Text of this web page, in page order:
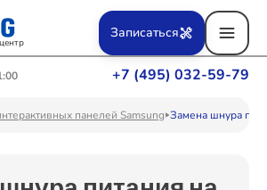
+7 (495) 032-59-79
Записаться
панелей Samsung Замена шнура
Вертикальных пылесосов
Телевизоров